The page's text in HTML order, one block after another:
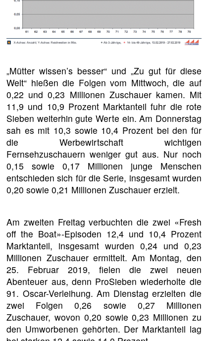
„Mütter wissen’s besser“ und „Zu gut für diese
Welt“ hießen die Folgen vom Mittwoch, die auf
0,22 und 0,23 Millionen Zuschauer kamen. Mit
11,9 und 10,9 Prozent Marktanteil fuhr die rote
Sieben weiterhin gute Werte ein. Am Donnerstag
sah es mit 10,3 sowie 10,4 Prozent bei den für
die Werbewirtschaft wichtigen
Fernsehzuschauern weniger gut aus. Nur noch
0,15 sowie 0,17 Millionen junge Menschen
entschieden sich für die Serie, insgesamt wurden
0,20 sowie 0,21 Millionen Zuschauer erzielt.
Am zweiten Freitag verbuchten die zwei «Fresh
off the Boat»-Episoden 12,4 und 10,4 Prozent
Marktanteil, insgesamt wurden 0,24 und 0,23
Millionen Zuschauer ermittelt. Am Montag, den
25. Februar 2019, fielen die zwei neuen
Abenteuer aus, denn ProSieben wiederholte die
91. Oscar-Verleihung. Am Dienstag erzielten die
zwei Folgen 0,26 sowie 0,27 Millionen
Zuschauer, wovon 0,20 sowie 0,23 Millionen zu
den Umworbenen gehörten. Der Marktanteil lag